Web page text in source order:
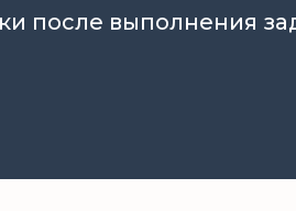
после выполнения